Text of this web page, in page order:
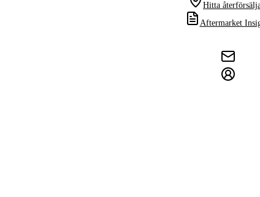
Hitta
Aftermarket